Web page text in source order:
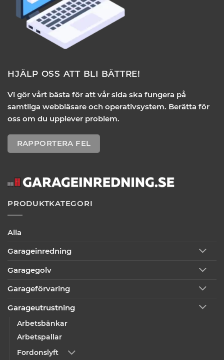
HJÄLP OSS ATT BLI BÄTTRE!
Vi gör vårt bästa för att vår sida ska fungera på
samtliga webbläsare och operativsystem. Berätta för
oss om du upplever problem.
RAPPORTERA FEL
PRODUKTKATEGORI
Alla
Garageinredning
Garagegolv
Garageförvaring
Garageutrustning
Arbetsbänkar
Arbetspallar
Fordonslyft